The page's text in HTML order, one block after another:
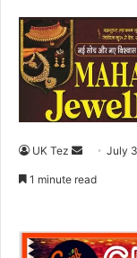
UK Tez
a
July
1 minute read